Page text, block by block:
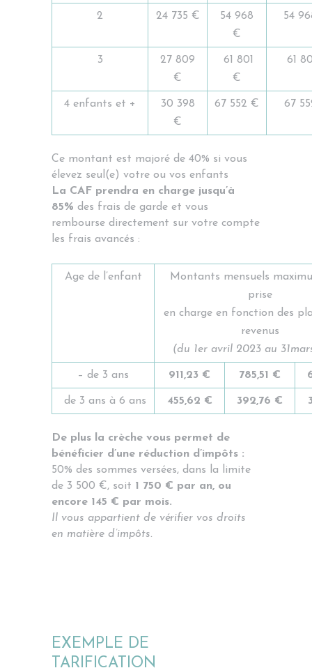
2 24 735 €
54 968
€
54
3
27 809
€
61 801
€
61
4 enfants et +
30 398
€
67 552 € 67
Ce montant est majoré de 40% si vous
élevez seul(e) votre ou vos enfants
La CAF prendra en charge jusqu’à
85% des frais de garde et vous
rembourse directement sur votre compte
les frais avancés :
Age de l’enfant
Montants mensuels
prise
en charge en fonction des
revenus
(du 1er avril 2023 au
– de 3 ans 911,23 € 785,51 €
de 3 ans à 6 ans 455,62 € 392,76 €
De plus la crèche vous permet de
bénéficier d’une réduction d’impôts :
50% des sommes versées, dans la limite
de 3 500 €, soit 1 750 € par an, ou
encore 145 € par mois.
Il vous appartient de vérifier vos droits
en matière d’impôts.
EXEMPLE DE
TARIFICATION